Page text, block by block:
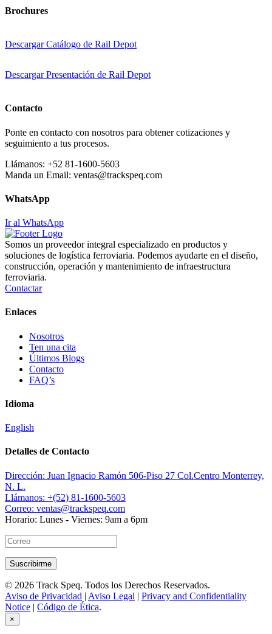
Brochures
Descargar Catálogo de Rail Depot
Descargar Presentación de Rail Depot
Contacto
Ponte en contacto con nosotros para obtener cotizaciones y
seguimiento a tus procesos.
Llámanos: +52 81-1600-5603
Manda un Email: ventas@trackspeq.com
WhatsApp
Ir al WhatsApp
Somos un proveedor integral especializado en productos y
soluciones de logística ferroviaria. Podemos ayudarte en el diseño,
construcción, operación y mantenimiento de infraestructura
ferroviaria.
Contactar
Enlaces
Nosotros
Ten una cita
Últimos Blogs
Contacto
FAQ’s
Idioma
English
Detalles de Contacto
Dirección: Juan Ignacio Ramón 506-Piso 27 Col.Centro Monterrey,
N. L.
Llámanos: +(52) 81-1600-5603
Correo: ventas@trackspeq.com
Horario: Lunes - Viernes: 9am a 6pm
© 2026 Track Speq. Todos los Derechos Reservados.
Aviso de Privacidad | Aviso Legal | Privacy and Confidentiality
Notice | Código de Ética.
×